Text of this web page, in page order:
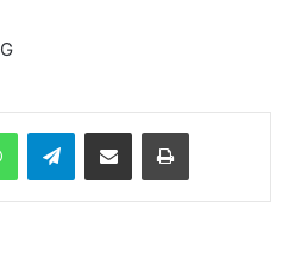
WhatsAppTelegramEnviar vía email Imprimir